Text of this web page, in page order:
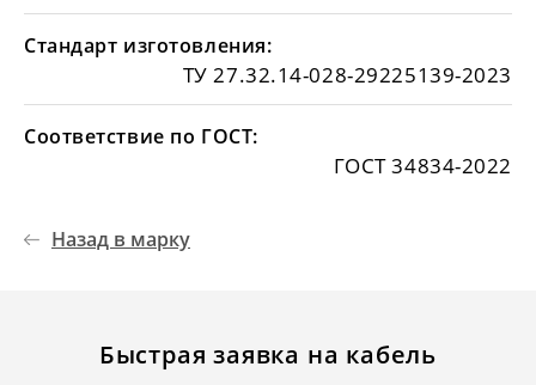
Стандарт изготовления:
ТУ 27.32.14-028-29225139-2023
Соответствие по ГОСТ:
ГОСТ 34834-2022
Назад в марку
Быстрая заявка на кабель